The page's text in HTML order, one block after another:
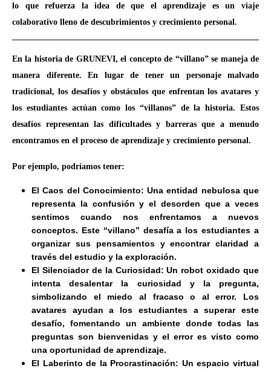
lo que refuerza la idea de que el aprendizaje es un viaje
colaborativo lleno de descubrimientos y crecimiento personal.
En la historia de GRUNEVI, el concepto de “villano” se maneja de
manera diferente. En lugar de tener un personaje malvado
tradicional, los desafíos y obstáculos que enfrentan los avatares y
los estudiantes actúan como los “villanos” de la historia. Estos
desafíos representan las dificultades y barreras que a menudo
encontramos en el proceso de aprendizaje y crecimiento personal.
Por ejemplo, podríamos tener:
El Caos del Conocimiento: Una entidad nebulosa que
representa la confusión y el desorden que a veces
sentimos cuando nos enfrentamos a nuevos
conceptos. Este “villano” desafía a los estudiantes a
organizar sus pensamientos y encontrar claridad a
través del estudio y la exploración.
El Silenciador de la Curiosidad: Un robot oxidado que
intenta desalentar la curiosidad y la pregunta,
simbolizando el miedo al fracaso o al error. Los
avatares ayudan a los estudiantes a superar este
desafío, fomentando un ambiente donde todas las
preguntas son bienvenidas y el error es visto como
una oportunidad de aprendizaje.
El Laberinto de la Procrastinación: Un espacio virtual